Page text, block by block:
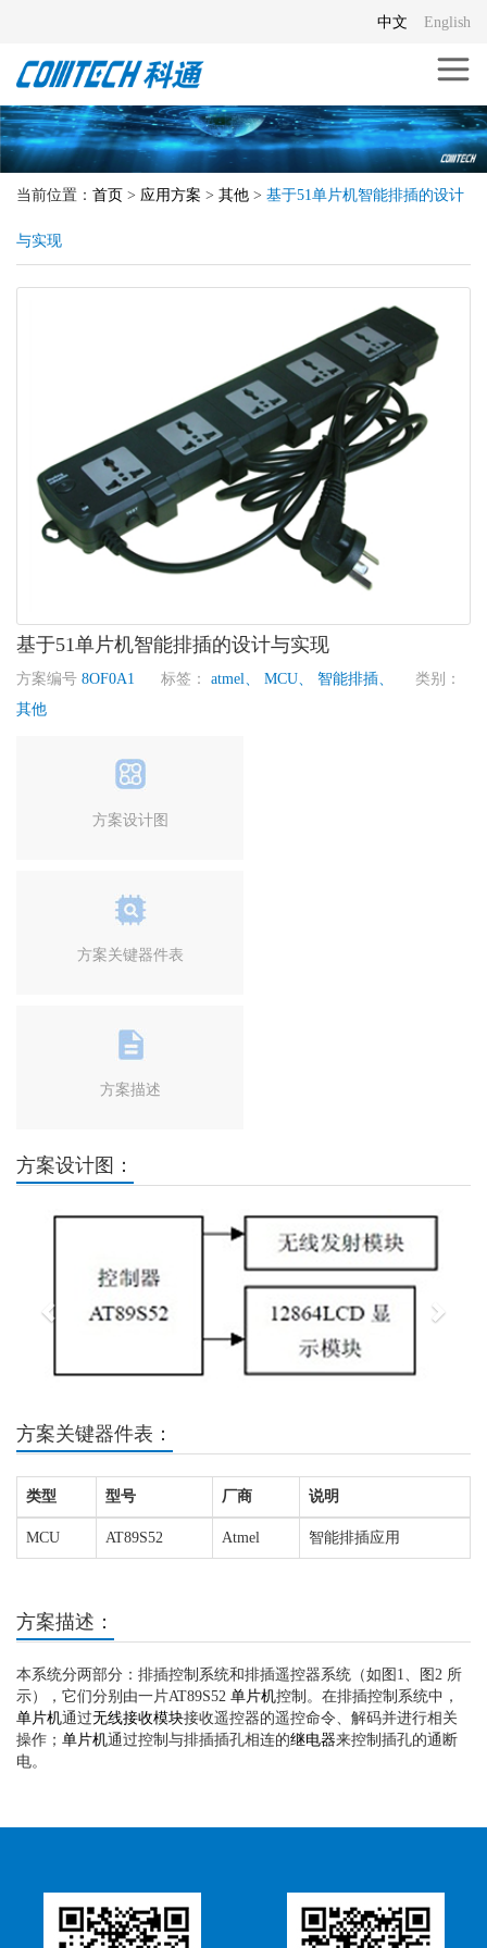
English
中文
当前位置： 首页 > 应用方案 > 其他 > 基于51单片机智能排插的设计
与实现
基于51单片机智能排插的设计与实现
方案编号 8OF0A1 标签： atmel、 MCU、 智能排插、
类别：
其他
方案设计图
方案关键器件表
方案描述
方案设计图：
Previous Next
方案关键器件表：
类型 型号 厂商 说明
MCU AT89S52 Atmel 智能排插应用
方案描述：
本系统分两部分：排插控制系统和排插遥控器系统（如图1、图2 所
示），它们分别由一片AT89S52 单片机控制。在排插控制系统中，
单片机通过无线接收模块接收遥控器的遥控命令、解码并进行相关
操作； 单片机通过控制与排插插孔相连的继电器来控制插孔的通断
电。